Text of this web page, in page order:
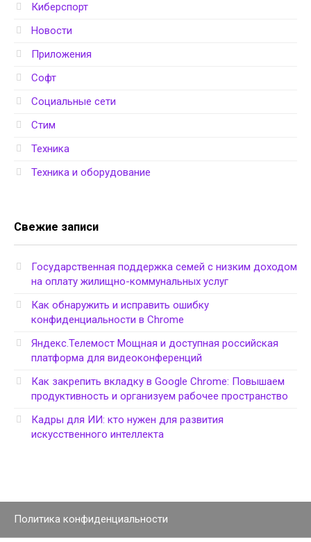
Киберспорт
Новости
Приложения
Софт
Социальные сети
Стим
Техника
Техника и оборудование
Свежие записи
Государственная поддержка семей с низким доходом
на оплату жилищно-коммунальных услуг
Как обнаружить и исправить ошибку
конфиденциальности в Chrome
Яндекс.Телемост Мощная и доступная российская
платформа для видеоконференций
Как закрепить вкладку в Google Chrome: Повышаем
продуктивность и организуем рабочее пространство
Кадры для ИИ: кто нужен для развития
искусственного интеллекта
Политика конфиденциальности